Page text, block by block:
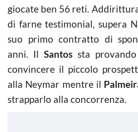
giocate ben 56 reti.
di farne testimonial, supera
suo primo contratto di
anni. IlSantos sta
convincere il piccolo
alla Neymar mentre il
strapparlo alla concorrenza.